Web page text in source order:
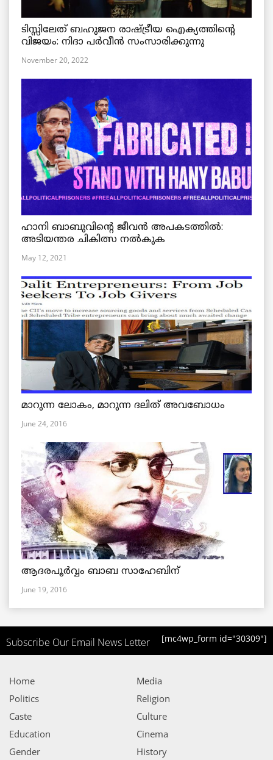
ടിസ്സിലേത് ബഹുജന രാഷ്ട്രീയ ഐക്യത്തിന്റെ
വിജയം: നിദാ പർവീൻ സംസാരിക്കുന്നു
November 20, 2022
ഹാനി ബാബുവിന്റെ ജീവൻ അപകടത്തിൽ:
അടിയന്തര ചികിത്സ നൽകുക
May 12, 2021
മാറുന്ന ലോകം, മാറുന്ന ദലിത് അവബോധം
June 24, 2016
ആദരപൂര്‍വ്വം ബാബ സാഹേബിന്
June 19, 2016
Subscribe Our Email News Letter [mc4wp_form id="30309"]
Home
Politics
Caste
Education
Gender
Media
Religion
Culture
Cinema
History